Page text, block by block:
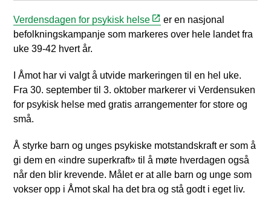
Verdensdagen for psykisk helse
er en nasjonal
befolkningskampanje som markeres over hele landet fra
uke 39-42 hvert år.
I Åmot har vi valgt å utvide markeringen til en hel uke.
Fra 30. september til 3. oktober markerer vi Verdensuken
for psykisk helse med gratis arrangementer for store og
små.
Å styrke barn og unges psykiske motstandskraft er som å
gi dem en «indre superkraft» til å møte hverdagen også
når den blir krevende. Målet er at alle barn og unge som
vokser opp i Åmot skal ha det bra og stå godt i eget liv.